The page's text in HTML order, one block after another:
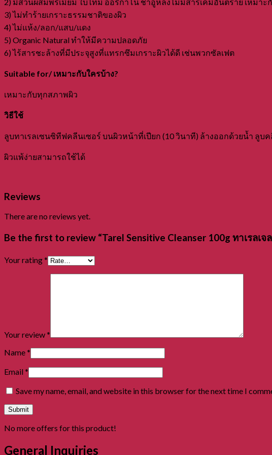
3) ไม่ทำร้ายเกราะธรรมชาติของผิว
4) ไม่แห้ง/ลอก/แสบ/แดง
5) Organic Natural ทำให้มีความปลอดภัย
6) ไร้สารชะล้างที่มีประจุสูงที่แทรกซึมเกราะผิวได้ดี เช่นพวกซัลเฟต
Suitable for/ เหมาะกับใครบ้าง?
เหมาะกับทุกสภาพผิว
วิธีใช้
ลูบทาเรลเซนซิทีฟคลีนเซอร์ บนผิวหน้าที่เปียก (10 วินาที) ล้างออกด้วยน้ำ ลู
ผิวแพ้ง่ายสามารถใช้ได้
Reviews
There are no reviews yet.
Be the first to review “Tarel Sensitive Cleanser 100g ทาเรลเ
Your rating*
Your review*
Name*
Email*
Save my name, email, and website in this browser for the next time I
No more offers for this product!
General Inquiries